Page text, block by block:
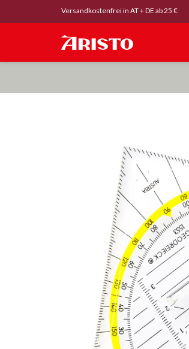
Versandkostenfrei in AT + DE ab 25 €